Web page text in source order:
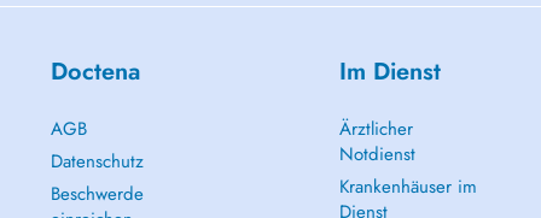
Doctena
AGB
Datenschutz
Beschwerde
Im Dienst
Ärztlicher
Notdienst
Krankenhäuser im
Dienst